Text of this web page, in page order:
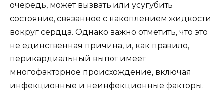
очередь, может вызвать или усугубить
состояние, связанное с накоплением жидкости
вокруг сердца. Однако важно отметить, что это
не единственная причина, и, как правило,
перикардиальный выпот имеет
многофакторное происхождение, включая
инфекционные и неинфекционные факторы.